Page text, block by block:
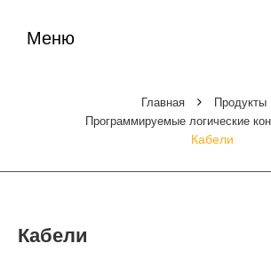
Меню
Главная
Продукты
Программируемые логические
Кабели
Кабели